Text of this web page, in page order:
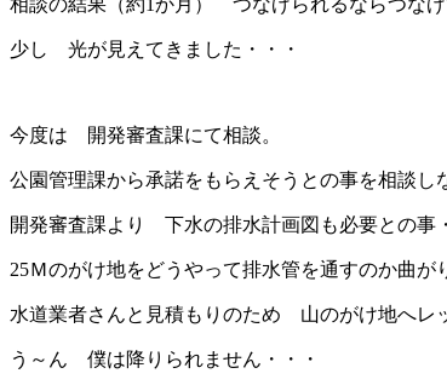
少し 光が見えてきました・・・
今度は 開発審査課にて相談。
公園管理課から承諾をもらえそうとの事を相談
開発審査課より 下水の排水計画図も必要との事
25Ｍのがけ地をどうやって排水管を通すのか曲が
水道業者さんと見積もりのため 山のがけ地へレ
う～ん 僕は降りられません・・・